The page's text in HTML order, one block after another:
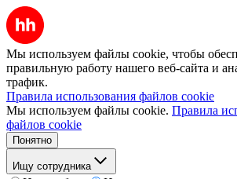
Мы используем файлы cookie, чтобы
правильную работу нашего веб-сайта и
трафик.
Правила использования файлов cookie
Мы используем файлы cookie. Правила
файлов cookie
Понятно
Ищу сотрудника